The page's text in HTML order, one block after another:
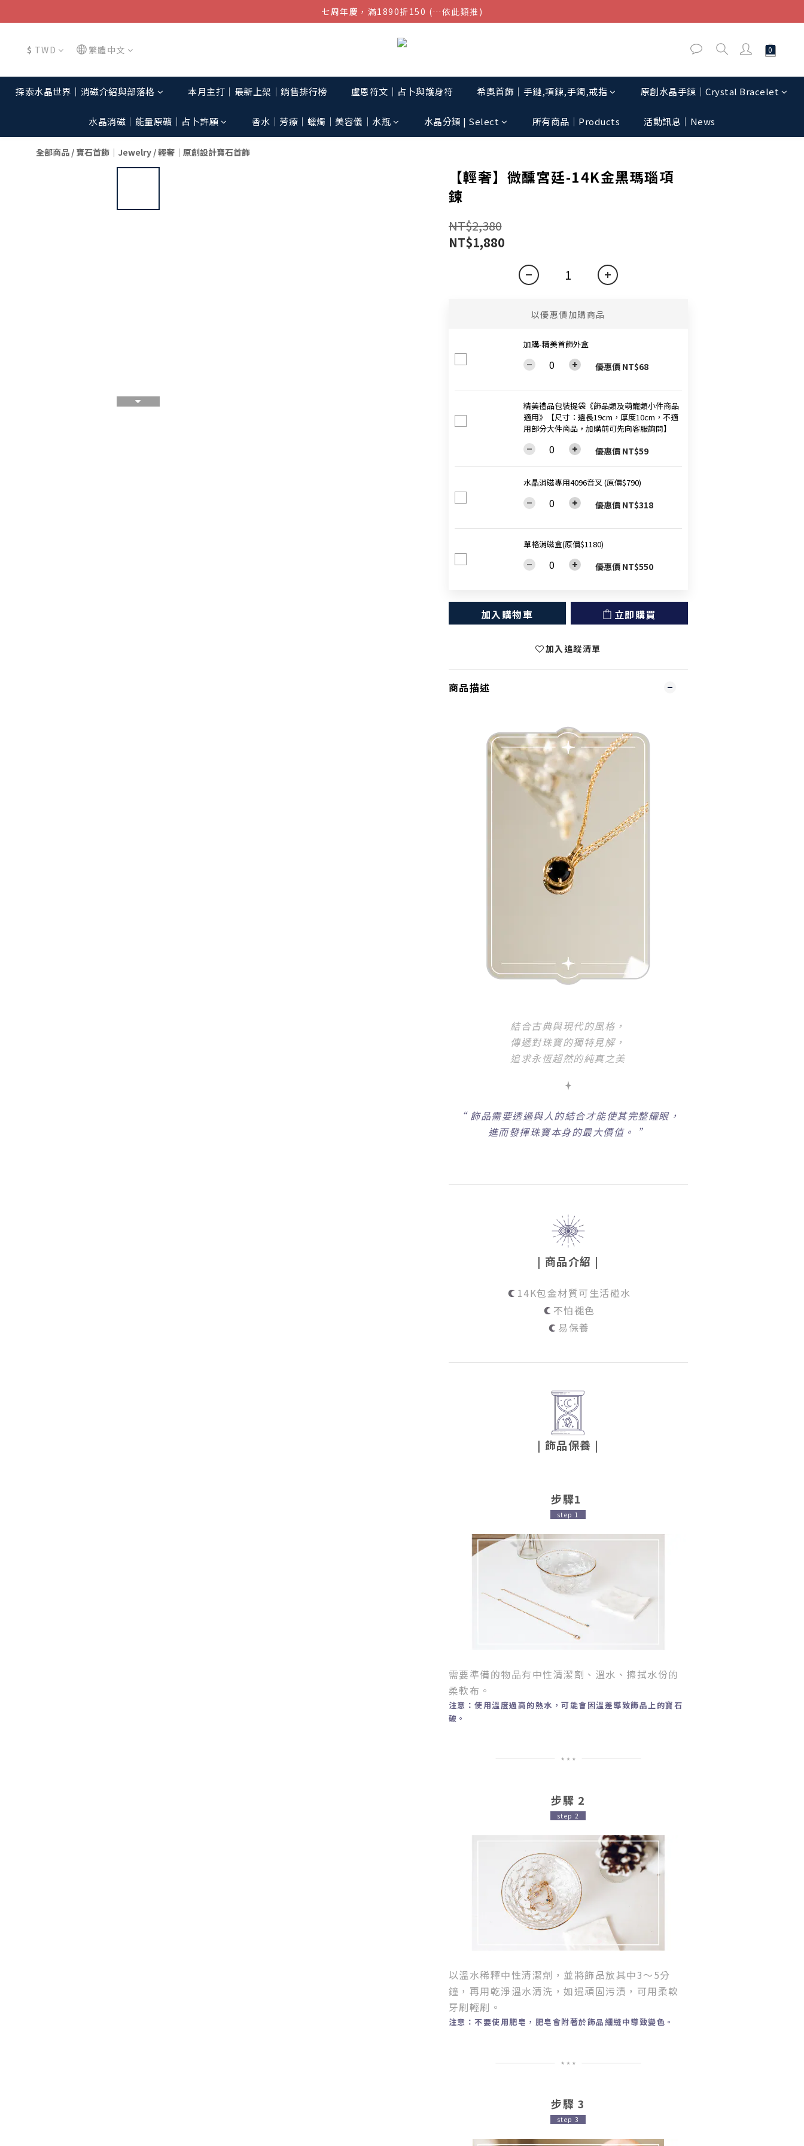
結帳金額滿$1080超取免運
七周年慶，滿1890折150 (…依此類推)
$ TWD 繁體中文
探索水晶世界│消磁介紹與部落格 本月主打│最新上架│銷售排行榜 盧恩符文｜占卜與護身符 希奧首飾│手鏈,項鍊,手鐲,戒指 原創水晶手鍊│Crystal Bracelet
水晶消磁│能量原礦│占卜許願 香水│芳療│蠟燭│美容儀│水瓶 水晶分類 | Select 所有商品｜Products 活動訊息│News
全部商品 / 寶石首飾｜Jewelry /輕奢│原創設計寶石首飾
【輕奢】微醺宮廷-14K金黑瑪瑙項
鍊
NT$2,380
NT$1,880
以優惠價加購商品
加購-精美首飾外盒
優惠價 NT$68
精美禮品包裝提袋《飾品類及萌寵類小件商品
適用》【尺寸：邊長19cm，厚度10cm，不適
用部分大件商品，加購前可先向客服詢問】
優惠價 NT$59
水晶消磁專用4096音叉 (原價$790)
優惠價 NT$318
單格消磁盒(原價$1180)
優惠價 NT$550
加入購物車 立即購買
加入追蹤清單
商品描述
結合古典與現代的風格，
傳遞對珠寶的獨特見解，
追求永恆超然的純真之美
“ 飾品需要透過與人的結合才能使其完整耀眼，
進而發揮珠寶本身的最大價值。 ”
| 商品介紹 |
14K包金材質可生活碰水
不怕褪色
易保養
| 飾品保養 |
步驟1
step 1
需要準備的物品有中性清潔劑、溫水、擦拭水份的
柔軟布。
注意：使用溫度過高的熱水，可能會因溫差導致飾品上的寶石
破。
步驟 2
step 2
以溫水稀釋中性清潔劑， 並將飾品放其中3～5分
鐘， 再用乾淨溫水清洗， 如遇頑固污漬， 可用柔軟
牙刷輕刷。
注意 ： 不要使用肥皂，肥皂會附著於飾品細縫中導致變色。
步驟 3
step 3